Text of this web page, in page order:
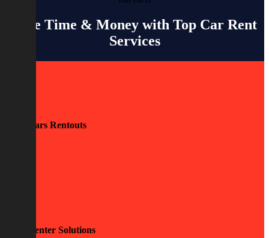
Save Time & Money with Top Car Rent
Services
Cars Rentouts
Center Solutions